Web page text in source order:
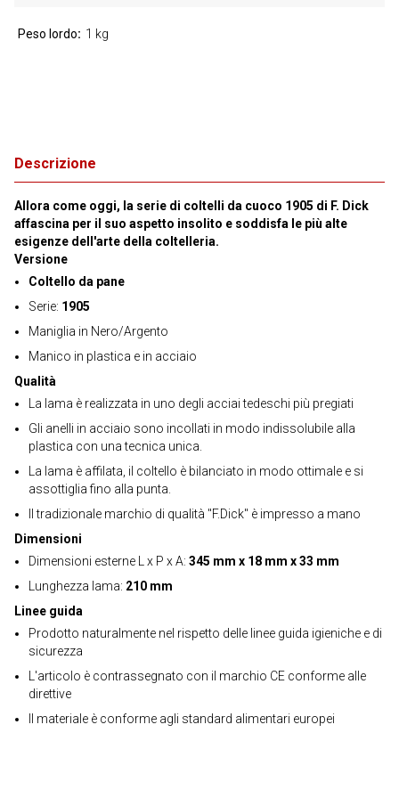
Descrizione
Allora come oggi, la serie di coltelli da cuoco 1905 di F. Dick
affascina per il suo aspetto insolito e soddisfa le più alte
esigenze dell'arte della coltelleria.
Versione
Coltello da pane
Serie: 1905
Maniglia in Nero/Argento
Manico in plastica e in acciaio
Qualità
La lama è realizzata in uno degli acciai tedeschi più pregiati
Gli anelli in acciaio sono incollati in modo indissolubile alla
plastica con una tecnica unica.
La lama è affilata, il coltello è bilanciato in modo ottimale e si
assottiglia fino alla punta.
Il tradizionale marchio di qualità "F.Dick" è impresso a mano
Dimensioni
Dimensioni esterne L x P x A: 345 mm x 18 mm x 33 mm
Lunghezza lama: 210 mm
Linee guida
Prodotto naturalmente nel rispetto delle linee guida igieniche e di
sicurezza
L'articolo è contrassegnato con il marchio CE conforme alle
direttive
Il materiale è conforme agli standard alimentari europei
Peso lordo 1 kg